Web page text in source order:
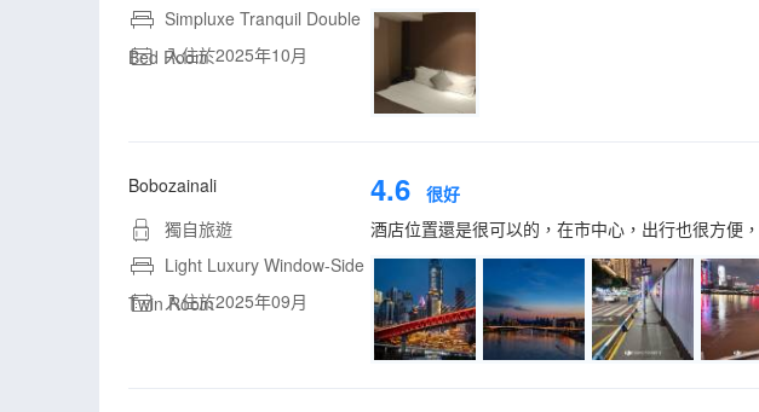
Simpluxe Tranquil Double
Bed Room
入住於2025年10月
Bobozainali
獨自旅遊
Light Luxury Window-Side
Twin Room
入住於2025年09月
4.6 很好
酒店位置還是很可以的，在市中心，出行也很方便